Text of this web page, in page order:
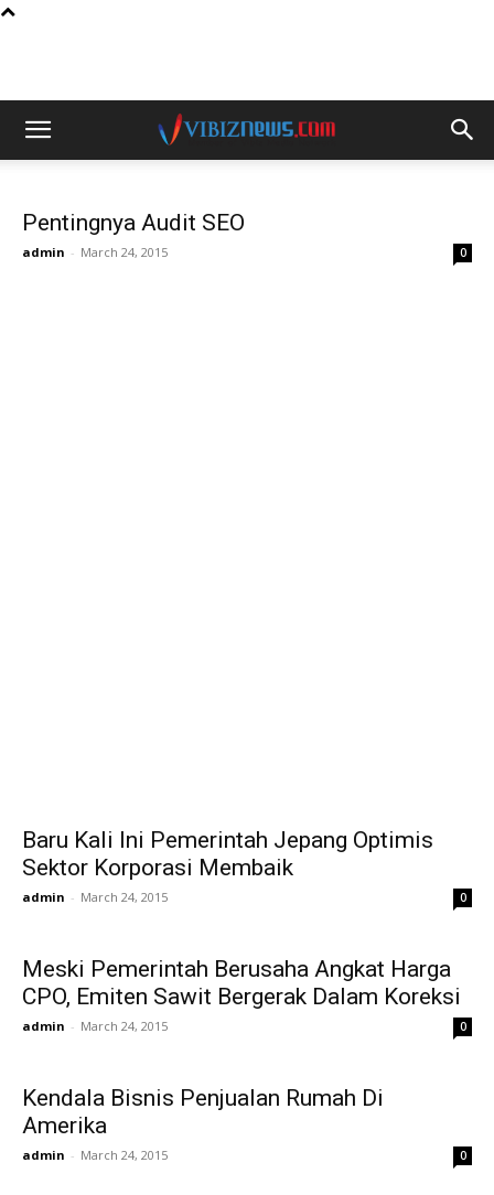
Pentingnya Audit SEO
admin - March 24, 2015 0
Baru Kali Ini Pemerintah Jepang Optimis
Sektor Korporasi Membaik
admin - March 24, 2015 0
Meski Pemerintah Berusaha Angkat Harga
CPO, Emiten Sawit Bergerak Dalam Koreksi
admin - March 24, 2015 0
Kendala Bisnis Penjualan Rumah Di
Amerika
admin - March 24, 2015 0